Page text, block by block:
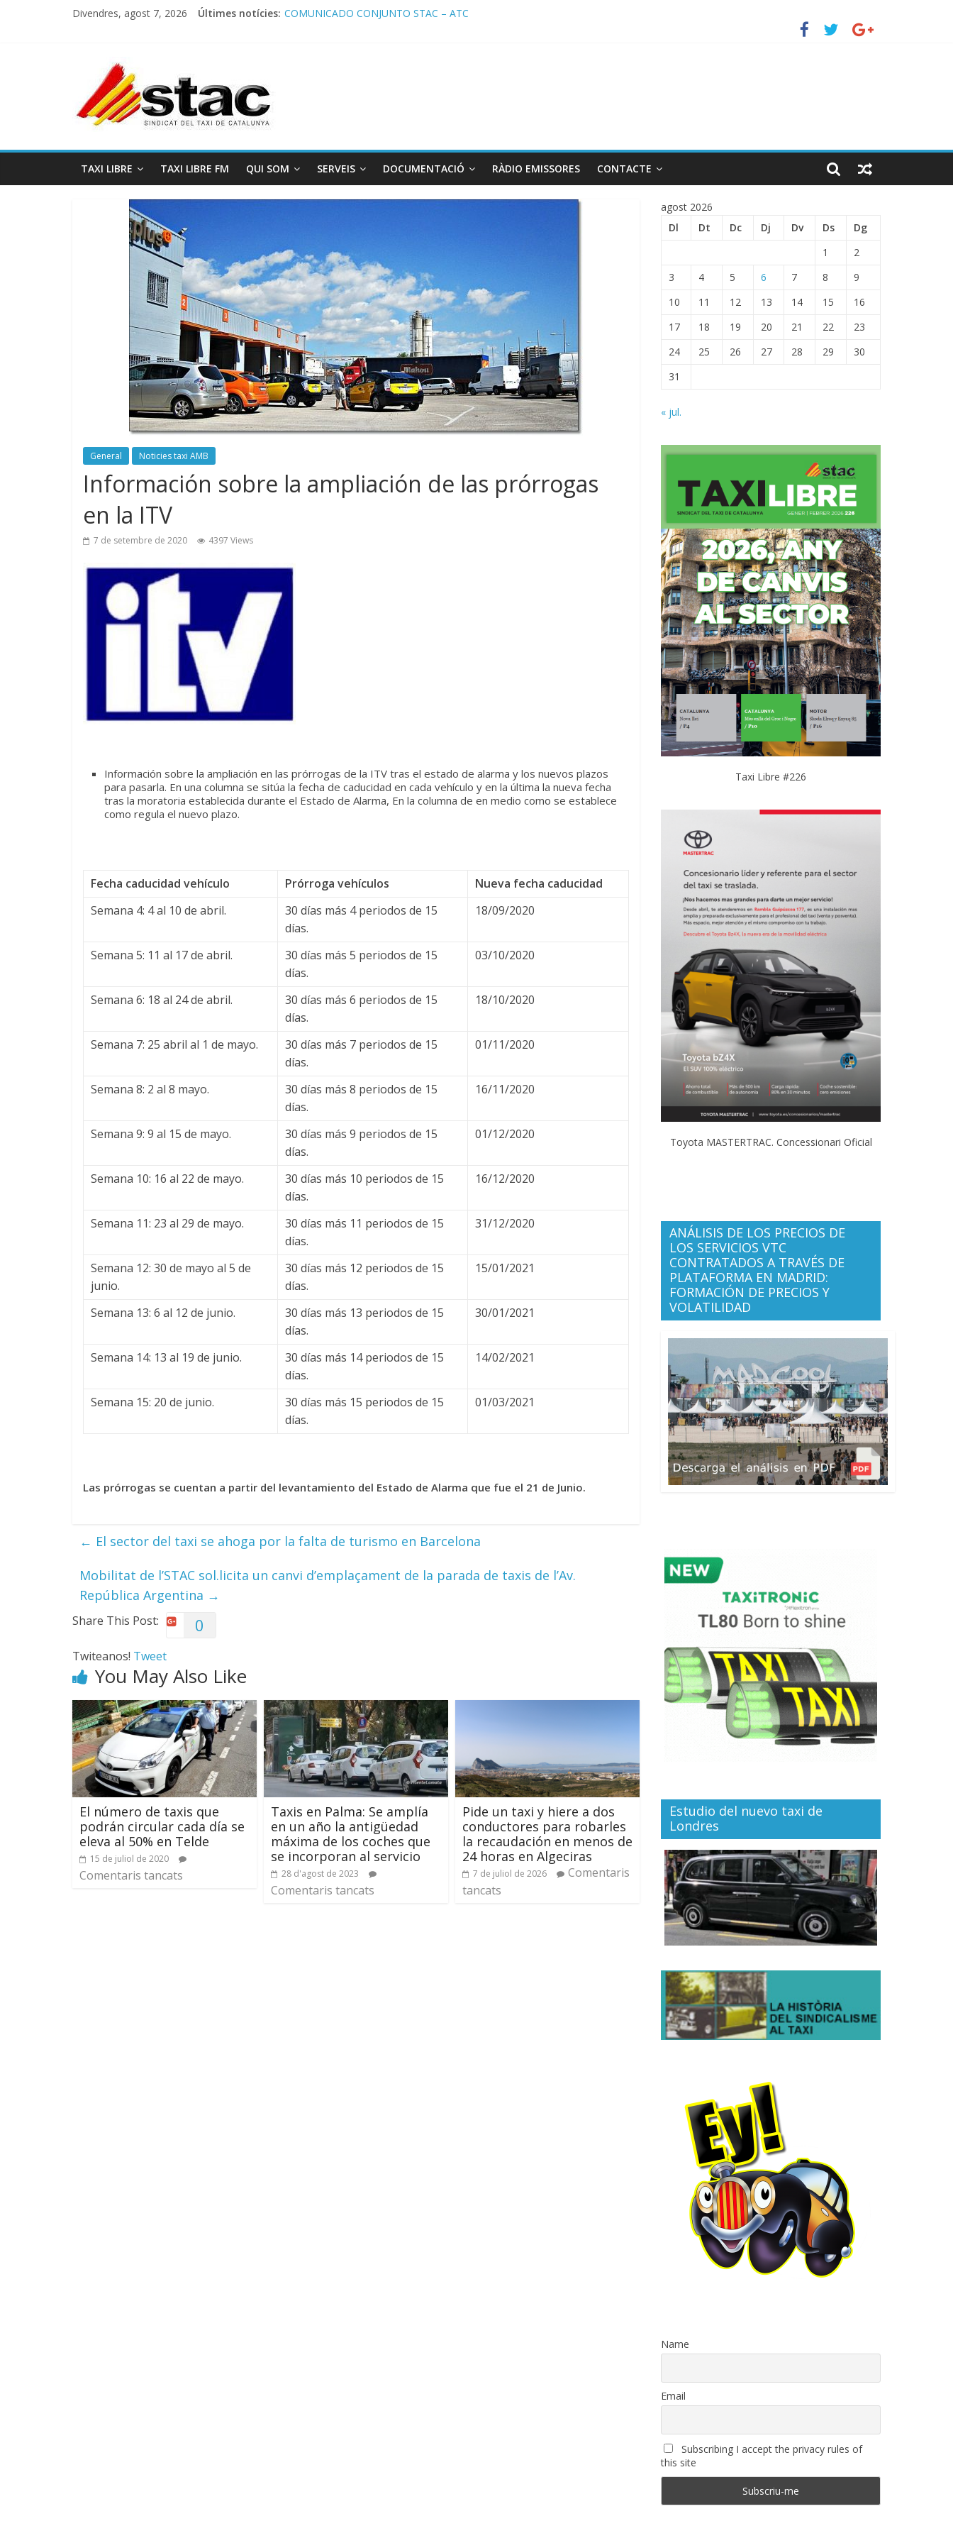
Divendres, agost 7, 2026 Últimes notícies: COMUNICADO CONJUNTO STAC – ATC
TAXI LIBRE TAXI LIBRE FM QUI SOM SERVEIS DOCUMENTACIÓ RÀDIO EMISSORES CONTACTE
General Noticies taxi AMB
Información sobre la ampliación de las prórrogas
en la ITV
7 de setembre de 2020 4397 Views
Información sobre la ampliación en las prórrogas de la ITV tras el estado de alarma y los nuevos plazos
para pasarla. En una columna se sitúa la fecha de caducidad en cada vehículo y en la última la nueva fecha
tras la moratoria establecida durante el Estado de Alarma, En la columna de en medio como se establece
como regula el nuevo plazo.
Fecha caducidad vehículo Prórroga vehículos
Nueva fecha caducidad
Semana 4: 4 al 10 de abril.
30 días más 4 periodos de 15
días.
18/09/2020
Semana 5: 11 al 17 de abril.
30 días más 5 periodos de 15
días.
03/10/2020
Semana 6: 18 al 24 de abril.
30 días más 6 periodos de 15
días.
18/10/2020
Semana 7: 25 abril al 1 de mayo.
30 días más 7 periodos de 15
días.
01/11/2020
Semana 8: 2 al 8 mayo.
30 días más 8 periodos de 15
días.
16/11/2020
Semana 9: 9 al 15 de mayo.
30 días más 9 periodos de 15
días.
01/12/2020
Semana 10: 16 al 22 de mayo.
30 días más 10 periodos de 15
días.
16/12/2020
Semana 11: 23 al 29 de mayo.
30 días más 11 periodos de 15
días.
31/12/2020
Semana 12: 30 de mayo al 5 de
junio.
30 días más 12 periodos de 15
días.
15/01/2021
Semana 13: 6 al 12 de junio.
30 días más 13 periodos de 15
días.
30/01/2021
Semana 14: 13 al 19 de junio.
30 días más 14 periodos de 15
días.
14/02/2021
Semana 15: 20 de junio.
30 días más 15 periodos de 15
días.
01/03/2021
Las prórrogas se cuentan a partir del levantamiento del Estado de Alarma que fue el 21 de Junio.
← El sector del taxi se ahoga por la falta de turismo en Barcelona
Mobilitat de l’STAC sol.licita un canvi d’emplaçament de la parada de taxis de l’Av.
República Argentina →
Share This Post: 0
Twiteanos! Tweet
You May Also Like
El número de taxis que
podrán circular cada día se
eleva al 50% en Telde
15 de juliol de 2020
Comentaris tancats
Taxis en Palma: Se amplía
en un año la antigüedad
máxima de los coches que
se incorporan al servicio
28 d'agost de 2023
Comentaris tancats
Pide un taxi y hiere a dos
conductores para robarles
la recaudación en menos de
24 horas en Algeciras
7 de juliol de 2026
Comentaris
tancats
agost 2026
Dl
Dt Dc Dj Dv Ds
Dg
1
2
3
4 5 6 7 8
9
10
11 12 13 14 15
16
17
18 19 20 21 22
23
24
25 26 27 28 29
30
31
« jul.
Taxi Libre #226
Toyota MASTERTRAC. Concessionari Oficial
ANÁLISIS DE LOS PRECIOS DE
LOS SERVICIOS VTC
CONTRATADOS A TRAVÉS DE
PLATAFORMA EN MADRID:
FORMACIÓN DE PRECIOS Y
VOLATILIDAD
Estudio del nuevo taxi de
Londres
Name
Email
Subscribing I accept the privacy rules of
this site